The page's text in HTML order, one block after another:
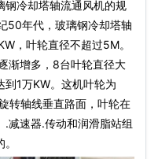
冷却塔轴流通风机的规
50年代，玻璃钢冷却塔轴
，叶轮直径不超过5M。
渐增多，8台叶轮直径大
1万KW。这机叶轮为
转轴线垂直路面，叶轮在
减速器.传动和润滑脂站组